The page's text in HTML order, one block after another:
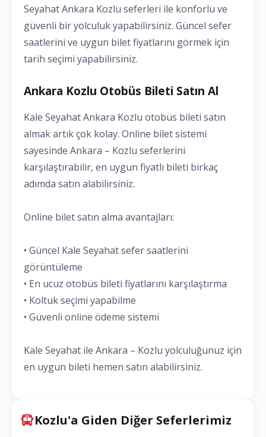
Seyahat Ankara Kozlu seferleri ile konforlu ve
güvenli bir yolculuk yapabilirsiniz. Güncel sefer
saatlerini ve uygun bilet fiyatlarını görmek için
tarih seçimi yapabilirsiniz.
Ankara Kozlu Otobüs Bileti Satın Al
Kale Seyahat Ankara Kozlu otobüs bileti satın
almak artık çok kolay. Online bilet sistemi
sayesinde Ankara – Kozlu seferlerini
karşılaştırabilir, en uygun fiyatlı bileti birkaç
adımda satın alabilirsiniz.
Online bilet satın alma avantajları:
• Güncel Kale Seyahat sefer saatlerini
görüntüleme
• En ucuz otobüs bileti fiyatlarını karşılaştırma
• Koltuk seçimi yapabilme
• Güvenli online ödeme sistemi
Kale Seyahat ile Ankara – Kozlu yolculuğunuz için
en uygun bileti hemen satın alabilirsiniz.
Kozlu'a Giden Diğer Seferlerimiz